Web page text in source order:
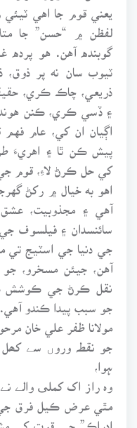
يعني قوم جا اهي
لفظن ۾ “حسن” جا
گوبنده آهن. هو پرده
ٽيوب سان نه پر
ذريعي، چاڪ ڪري،
۽ ڏسي ڪري، ڪنن
اڳيان ان کي، عام فهم
پيش ڪن ٿا ۽ اهريءَ
کي حل ڪرڻ لاءِ، قوم
اهو به خيال ۾ رکڻ
آهي ۽ مجذوبيت، عشق
سائنسدان ۽ فيلسوف
جي دنيا جي اسٽيج تي
آهن، جيئن مسخرو،
نقل ڪرڻ جي ڪوشش
جو سبب پيدا ڪندو آهي.
مولانا ظفر علي خان
جو نقطہ وروں سے
ہوا،
وہ راز اک کملی والے
مٿي عرض ڪيل فرق
ادراڪ” جي قوت کي